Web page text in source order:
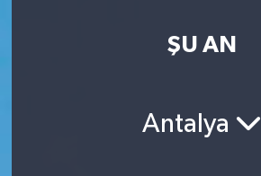
ŞU AN
Antalya